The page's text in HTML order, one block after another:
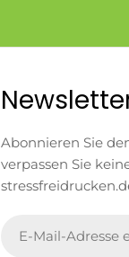
Abonnieren Sie
verpassen Sie
Mail